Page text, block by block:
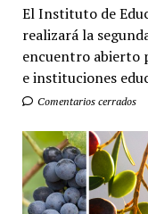
El Instituto de
realizará la
encuentro abierto
e instituciones
Comentarios cerrados